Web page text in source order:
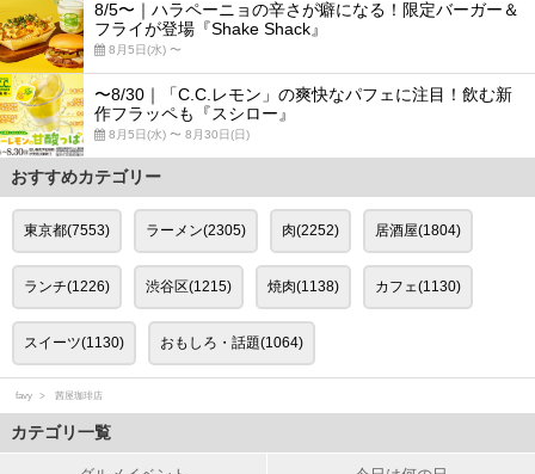
8/5〜｜ハラペーニョの辛さが癖になる！限定バーガー＆
フライが登場『Shake Shack』
8月5日(水) 〜
〜8/30｜「C.C.レモン」の爽快なパフェに注目！飲む新
作フラッペも『スシロー』
8月5日(水) 〜 8月30日(日)
おすすめカテゴリー
東京都(7553) ラーメン(2305) 肉(2252) 居酒屋(1804)
ランチ(1226) 渋谷区(1215) 焼肉(1138) カフェ(1130)
スイーツ(1130) おもしろ・話題(1064)
favy 茜屋珈琲店
カテゴリ一覧